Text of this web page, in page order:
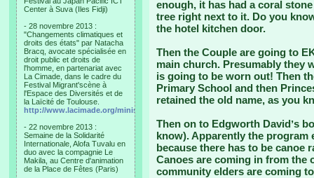
Center à Suva (Iles Fidji)
- 28 novembre 2013 :
"Changements climatiques et
droits des états" par Natacha
Bracq, avocate spécialisée en
droit public et droits de
l'homme, en partenariat avec
La Cimade, dans le cadre du
Festival Migrant'scène à
l'Espace des Diversités et de
la Laïcité de Toulouse.
http://www.lacimade.org/minisites/migrantscene
- 22 novembre 2013 :
Semaine de la Solidarité
Internationale, Alofa Tuvalu en
duo avec la compagnie Le
Makila, au Centre d'animation
de la Place de Fêtes (Paris)
enough, it has had a coral
tree right next to it. Do you
the hotel kitchen door.
Then the Couple are going to
main church. Presumably they
is going to be worn out! Then
Primary School and then
retained the old name, as you
Then on to Edgworth Davidʼs
know). Apparently the program
because there has to be canoe
Canoes are coming in from the
community elders are coming